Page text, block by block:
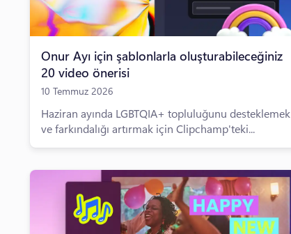
Onur Ayı için şablonlarla oluşturabileceğiniz
20 video önerisi
10 Temmuz 2026
Haziran ayında LGBTQIA+ topluluğunu desteklemek
ve farkındalığı artırmak için Clipchamp'teki...